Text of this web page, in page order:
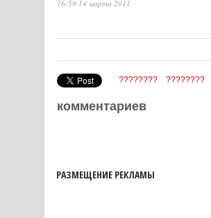
16:59 14 марта 2011
???????? ????????
комментариев
РАЗМЕЩЕНИЕ РЕКЛАМЫ